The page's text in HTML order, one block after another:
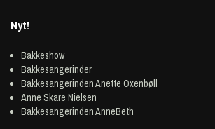
Nyt!
Bakkeshow
Bakkesangerinder
Bakkesangerinden Anette Oxenbøll
Anne Skare Nielsen
Bakkesangerinden AnneBeth